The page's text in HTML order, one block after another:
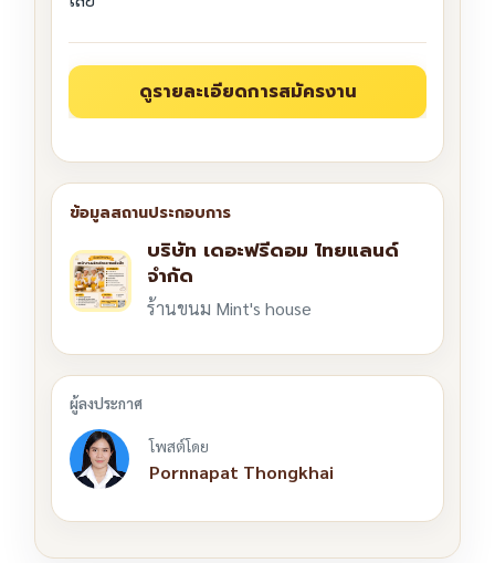
บริษัท เดอะฟรีดอม ไทยแลนด์
จำกัด
ร้านขนม Mint's house
โพสต์โดย
Pornnapat Thongkhai